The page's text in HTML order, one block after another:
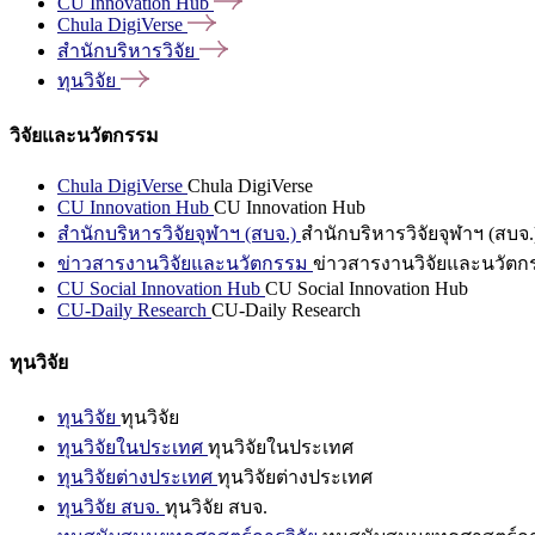
Chula DigiVerse
สำนักบริหารวิจัย
ทุนวิจัย
วิจัยและนวัตกรรม
Chula DigiVerse Chula DigiVerse
CU Innovation Hub CU Innovation Hub
สำนักบริหารวิจัยจุฬาฯ (สบจ.) สำนักบริหารวิจัยจุฬาฯ (สบจ
ข่าวสารงานวิจัยและนวัตกรรม ข่าวสารงานวิจัยและนวัตก
CU Social Innovation Hub CU Social Innovation Hub
CU-Daily Research CU-Daily Research
ทุนวิจัย
ทุนวิจัย ทุนวิจัย
ทุนวิจัยในประเทศ ทุนวิจัยในประเทศ
ทุนวิจัยต่างประเทศ ทุนวิจัยต่างประเทศ
ทุนวิจัย สบจ. ทุนวิจัย สบจ.